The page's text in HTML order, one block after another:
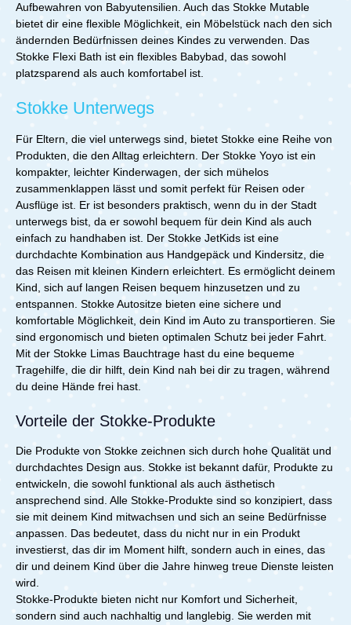
Aufbewahren von Babyutensilien. Auch das Stokke Mutable
bietet dir eine flexible Möglichkeit, ein Möbelstück nach den sich
ändernden Bedürfnissen deines Kindes zu verwenden. Das
Stokke Flexi Bath ist ein flexibles Babybad, das sowohl
platzsparend als auch komfortabel ist.
Stokke Unterwegs
Für Eltern, die viel unterwegs sind, bietet Stokke eine Reihe von
Produkten, die den Alltag erleichtern. Der Stokke Yoyo ist ein
kompakter, leichter Kinderwagen, der sich mühelos
zusammenklappen lässt und somit perfekt für Reisen oder
Ausflüge ist. Er ist besonders praktisch, wenn du in der Stadt
unterwegs bist, da er sowohl bequem für dein Kind als auch
einfach zu handhaben ist. Der Stokke JetKids ist eine
durchdachte Kombination aus Handgepäck und Kindersitz, die
das Reisen mit kleinen Kindern erleichtert. Es ermöglicht deinem
Kind, sich auf langen Reisen bequem hinzusetzen und zu
entspannen. Stokke Autositze bieten eine sichere und
komfortable Möglichkeit, dein Kind im Auto zu transportieren. Sie
sind ergonomisch und bieten optimalen Schutz bei jeder Fahrt.
Mit der Stokke Limas Bauchtrage hast du eine bequeme
Tragehilfe, die dir hilft, dein Kind nah bei dir zu tragen, während
du deine Hände frei hast.
Vorteile der Stokke-Produkte
Die Produkte von Stokke zeichnen sich durch hohe Qualität und
durchdachtes Design aus. Stokke ist bekannt dafür, Produkte zu
entwickeln, die sowohl funktional als auch ästhetisch
ansprechend sind. Alle Stokke-Produkte sind so konzipiert, dass
sie mit deinem Kind mitwachsen und sich an seine Bedürfnisse
anpassen. Das bedeutet, dass du nicht nur in ein Produkt
investierst, das dir im Moment hilft, sondern auch in eines, das
dir und deinem Kind über die Jahre hinweg treue Dienste leisten
wird.
Stokke-Produkte bieten nicht nur Komfort und Sicherheit,
sondern sind auch nachhaltig und langlebig. Sie werden mit